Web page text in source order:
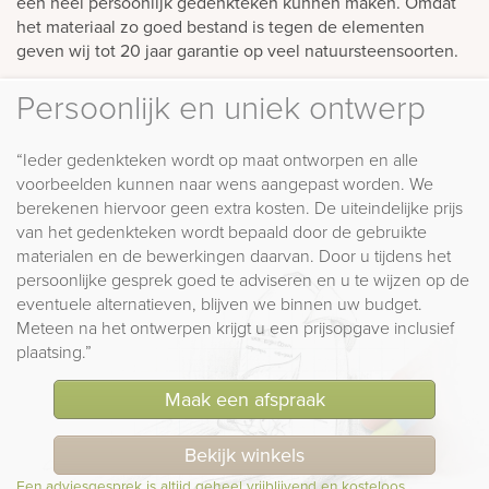
het materiaal zo goed bestand is tegen de elementen
geven wij tot 20 jaar garantie op veel natuursteensoorten.
Persoonlijk en uniek ontwerp
“Ieder gedenkteken wordt op maat ontworpen en alle
voorbeelden kunnen naar wens aangepast worden. We
berekenen hiervoor geen extra kosten. De uiteindelijke prijs
van het gedenkteken wordt bepaald door de gebruikte
materialen en de bewerkingen daarvan. Door u tijdens het
persoonlijke gesprek goed te adviseren en u te wijzen op de
eventuele alternatieven, blijven we binnen uw budget.
Meteen na het ontwerpen krijgt u een prijsopgave inclusief
plaatsing.”
Maak een afspraak
Bekijk winkels
Een adviesgesprek is altijd geheel vrijblijvend en kosteloos